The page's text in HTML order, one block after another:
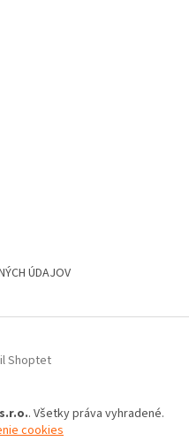
ÚDAJOV
Shoptet
. Všetky práva vyhradené.
cookies